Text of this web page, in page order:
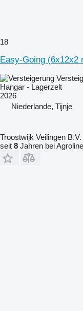
18
Easy-Going (6x12x2
Hangar - Lagerzelt
2026
Niederlande, Tijnje
Troostwijk Veilingen B.V.
seit 8 Jahren bei Agroline